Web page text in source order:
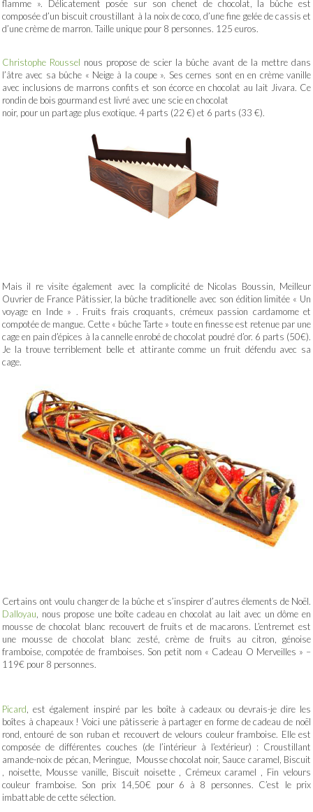
flamme ». Délicatement posée sur son chenet de chocolat, la bûche est
composée d’un biscuit croustillant à la noix de coco, d’une fine gelée de cassis et
d’une crème de marron. Taille unique pour 8 personnes. 125 euros.
Christophe Roussel nous propose de scier la bûche avant de la mettre dans
l’âtre avec sa bûche « Neige à la coupe ». Ses cernes sont en en crème vanille
avec inclusions de marrons confits et son écorce en chocolat au lait Jivara. Ce
rondin de bois gourmand est livré avec une scie en chocolat
noir, pour un partage plus exotique. 4 parts (22 €) et 6 parts (33 €).
Mais il re visite également avec la complicité de Nicolas Boussin, Meilleur
Ouvrier de France Pâtissier, la bûche traditionelle avec son édition limitée « Un
voyage en Inde » . Fruits frais croquants, crémeux passion cardamome et
compotée de mangue. Cette « bûche Tarte » toute en finesse est retenue par une
cage en pain d’épices à la cannelle enrobé de chocolat poudré d’or. 6 parts (50€).
Je la trouve terriblement belle et attirante comme un fruit défendu avec sa
cage.
Certains ont voulu changer de la bûche et s’inspirer d’autres élements de Noël.
Dalloyau , nous propose une boîte cadeau en chocolat au lait avec un dôme en
mousse de chocolat blanc recouvert de fruits et de macarons. L’entremet est
une mousse de chocolat blanc zesté, crème de fruits au citron, génoise
framboise, compotée de framboises. Son petit nom « Cadeau O Merveilles » –
119€ pour 8 personnes.
Picard , est également inspiré par les boîte à cadeaux ou devrais-je dire les
boîtes à chapeaux ! Voici une pâtisserie à partager en forme de cadeau de noël
rond, entouré de son ruban et recouvert de velours couleur framboise. Elle est
composée de différentes couches (de l’intérieur à l’extérieur) : Croustillant
amande-noix de pécan, Meringue, Mousse chocolat noir, Sauce caramel, Biscuit
, noisette, Mousse vanille, Biscuit noisette , Crémeux caramel , Fin velours
couleur framboise. Son prix 14,50€ pour 6 à 8 personnes. C’est le prix
imbattable de cette sélection.